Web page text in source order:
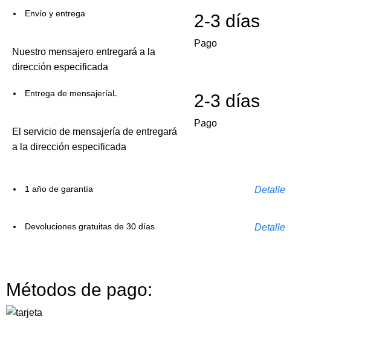
Envío y entrega
Nuestro mensajero entregará a la
dirección especificada
2-3 días
Pago
Entrega de mensajeríaL
El servicio de mensajería de entregará
a la dirección especificada
2-3 días
Pago
1 año de garantía Detalle
Devoluciones gratuitas de 30 días Detalle
Métodos de pago: